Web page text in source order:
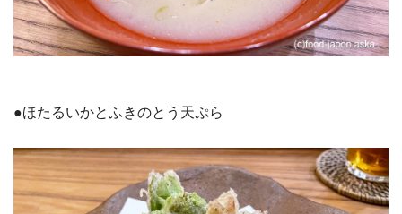
●ほたるいかとふきのとう天ぷら